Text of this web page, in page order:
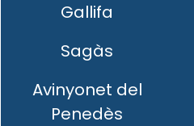
Gallifa
Sagàs
Avinyonet del
Penedès